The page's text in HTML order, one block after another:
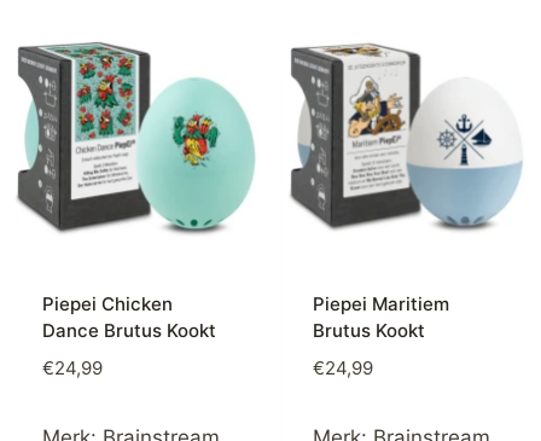
Piepei Chicken
Dance Brutus Kookt
€24,99
Piepei Maritiem
Brutus Kookt
€24,99